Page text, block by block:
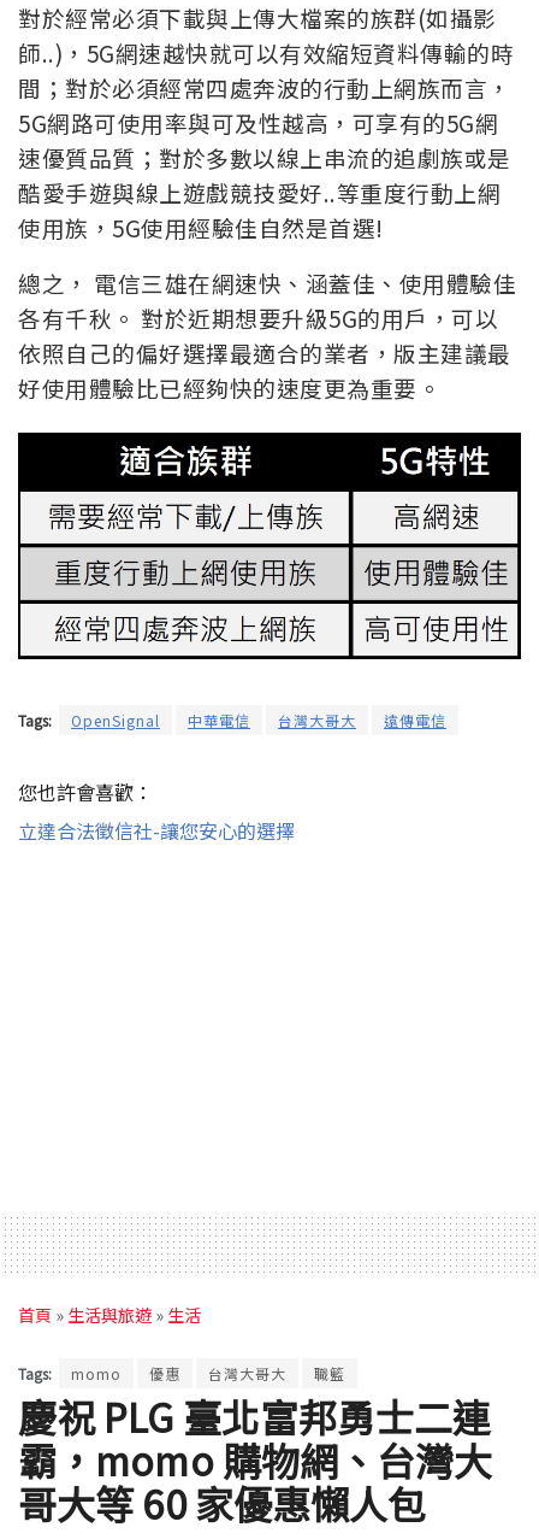
對於經常必須下載與上傳大檔案的族群(如攝影
師..)，5G網速越快就可以有效縮短資料傳輸的時
間；對於必須經常四處奔波的行動上網族而言，
5G網路可使用率與可及性越高，可享有的5G網
速優質品質；對於多數以線上串流的追劇族或是
酷愛手遊與線上遊戲競技愛好..等重度行動上網
使用族，5G使用經驗佳自然是首選!
總之， 電信三雄在網速快、涵蓋佳、使用體驗佳
各有千秋。 對於近期想要升級5G的用戶，可以
依照自己的偏好選擇最適合的業者，版主建議最
好使用體驗比已經夠快的速度更為重要。
Tags: OpenSignal 中華電信 台灣大哥大 遠傳電信
您也許會喜歡：
立達合法徵信社-讓您安心的選擇
首頁 » 生活與旅遊 » 生活
Tags: momo 優惠 台灣大哥大 職籃
慶祝 PLG 臺北富邦勇士二連
霸，momo 購物網、台灣大
哥大等 60 家優惠懶人包